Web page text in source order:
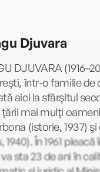
Djuvara
DJUVARA
într-o familie de
aici la sfârşitul
mai mulţi
(istorie, 1937)
1940). În 1961
sta 23 de ani în